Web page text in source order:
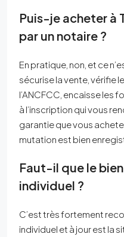
Puis-je acheter à
par un notaire ?
En pratique, non, et ce
sécurise la vente, vérifie
l’ANCFCC, encaisse les
à l’inscription qui vous
garantie que vous
mutation est bien
Faut-il que le
individuel ?
C’est très fortement
individuel et à jour est la